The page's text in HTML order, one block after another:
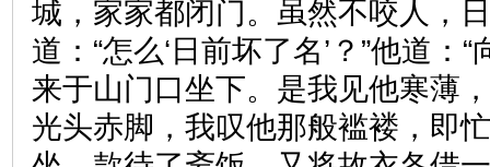
城，家家都闭门。虽然不咬人，
道：“怎么‘日前坏了名’？”他道：
来于山门口坐下。是我见他寒薄
光头赤脚，我叹他那般褴褛，即